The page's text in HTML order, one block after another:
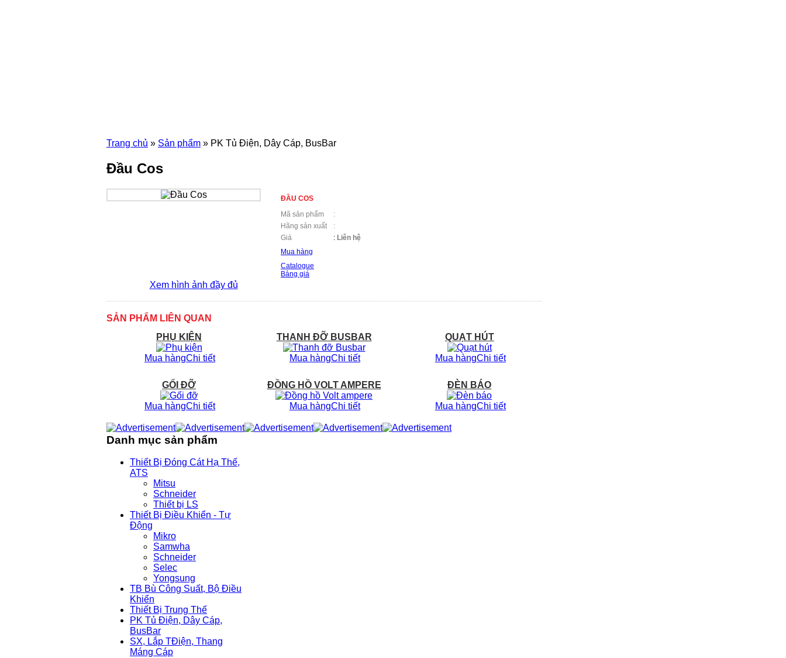
Trang chủ » Sản phẩm » PK Tủ Điện, Dây Cáp, BusBar
Đầu Cos
ĐẦU COS
Mã sản phẩm
:
Hãng sản xuất
:
Giá
: Liên hệ
Mua hàng
Catalogue
Bảng giá
Xem hình ảnh đầy đủ
SẢN PHẨM LIÊN QUAN
PHỤ KIỆN
Mua hàngChi tiết
THANH ĐỠ BUSBAR
Mua hàngChi tiết
QUẠT HÚT
Mua hàngChi tiết
GỐI ĐỠ
Mua hàngChi tiết
ĐỒNG HỒ VOLT AMPERE
Mua hàngChi tiết
ĐÈN BÁO
Mua hàngChi tiết
Danh mục sản phẩm
Thiết Bị Đóng Cát Hạ Thế,
ATS
Mitsu
Schneider
Thiết bị LS
Thiết Bị Điều Khiển - Tự
Động
Mikro
Samwha
Schneider
Selec
Yongsung
TB Bù Công Suất, Bộ Điều
Khiển
Thiết Bị Trung Thế
PK Tủ Điện, Dây Cáp,
BusBar
SX, Lắp TĐiện, Thang
Máng Cáp